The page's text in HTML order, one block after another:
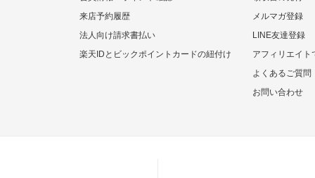
来店予約履歴
法人向け請求書払い
楽天IDとビックポイントカードの紐付け
メルマガ登録
LINE友達登録
アフィリエイト
よくあるご質問
お問い合わせ